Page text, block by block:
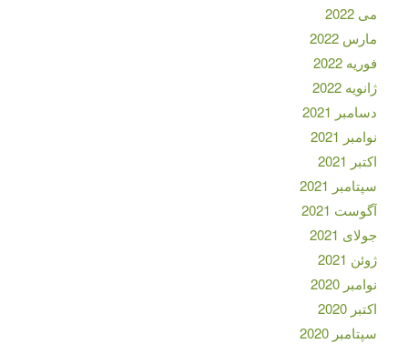
می 2022
مارس 2022
فوریه 2022
ژانویه 2022
دسامبر 2021
نوامبر 2021
اکتبر 2021
سپتامبر 2021
آگوست 2021
جولای 2021
ژوئن 2021
نوامبر 2020
اکتبر 2020
سپتامبر 2020